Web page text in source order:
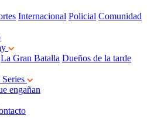
Internacional Policial Comunidad
La Gran Batalla Dueños de la tarde
engañan